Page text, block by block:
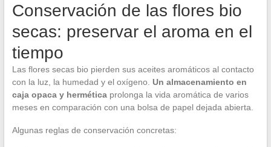
Conservación de las flores bio
secas: preservar el aroma en el
tiempo
Las flores secas bio pierden sus aceites aromáticos al contacto
con la luz, la humedad y el oxígeno. Un almacenamiento en
caja opaca y herméticaprolonga la vida aromática de varios
meses en comparación con una bolsa de papel dejada abierta.
Algunas reglas de conservación concretas: